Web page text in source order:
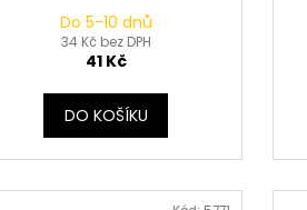
Do 5-10 dnů
34 Kč bez DPH
41 Kč
DO KOŠÍKU